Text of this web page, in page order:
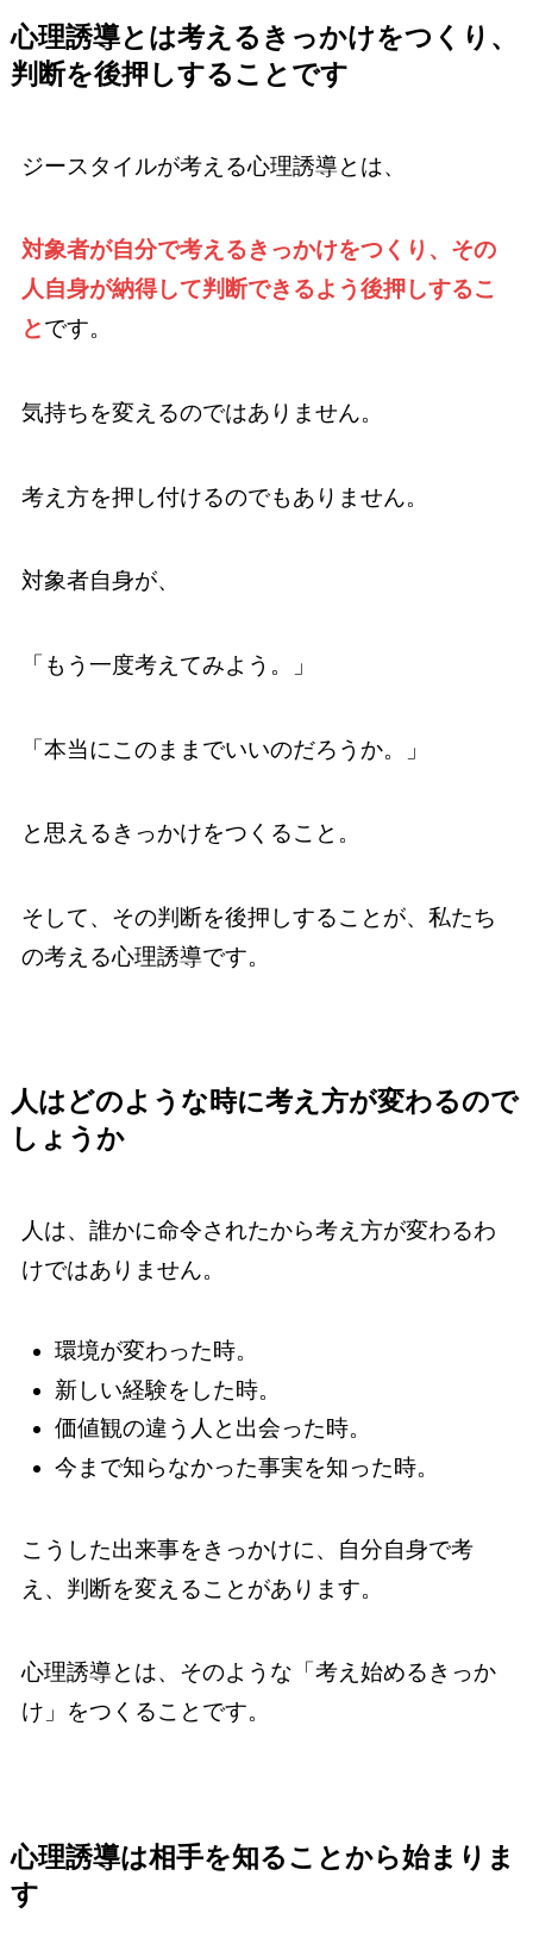
心理誘導とは考えるきっかけをつくり、
判断を後押しすることです
ジースタイルが考える心理誘導とは、
対象者が自分で考えるきっかけをつくり、その
人自身が納得して判断できるよう後押しするこ
とです。
気持ちを変えるのではありません。
考え方を押し付けるのでもありません。
対象者自身が、
「もう一度考えてみよう。」
「本当にこのままでいいのだろうか。」
と思えるきっかけをつくること。
そして、その判断を後押しすることが、私たち
の考える心理誘導です。
人はどのような時に考え方が変わるので
しょうか
人は、誰かに命令されたから考え方が変わるわ
けではありません。
環境が変わった時。
新しい経験をした時。
価値観の違う人と出会った時。
今まで知らなかった事実を知った時。
こうした出来事をきっかけに、自分自身で考
え、判断を変えることがあります。
心理誘導とは、そのような「考え始めるきっか
け」をつくることです。
心理誘導は相手を知ることから始まりま
す